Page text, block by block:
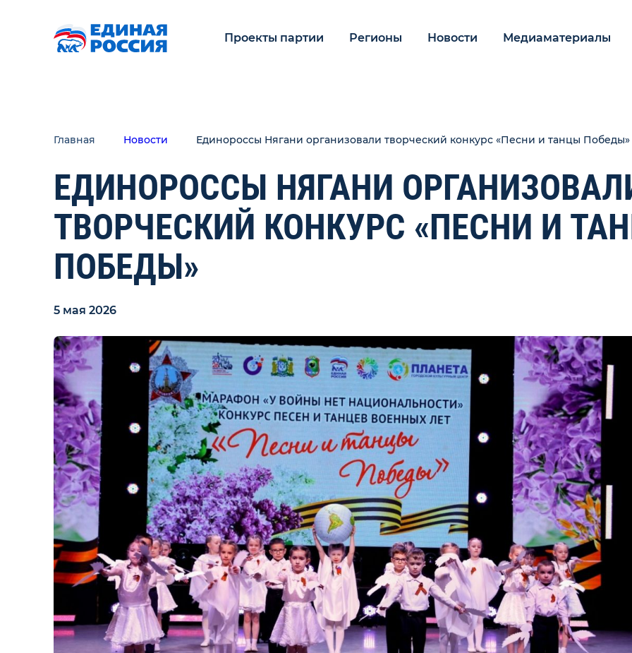
Проекты партии Регионы Новости Медиаматериалы
Главная Новости Единороссы Нягани организовали творческий конкурс «Песни и танцы Победы»
ЕДИНОРОССЫ НЯГАНИ
ТВОРЧЕСКИЙ КОНКУРС «ПЕСНИ И
ПОБЕДЫ»
5 мая 2026